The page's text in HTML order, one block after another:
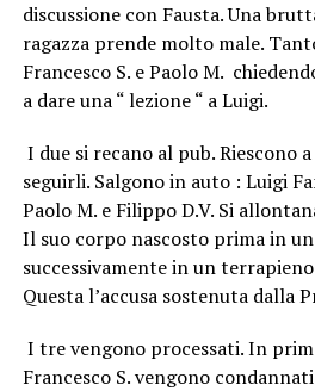
discussione con Fausta. Una
ragazza prende molto male.
Francesco S. e Paolo M.
a dare una “ lezione “ a Luigi.
I due si recano al pub. Riescono
seguirli. Salgono in auto : Luigi
Paolo M. e Filippo D.V. Si
Il suo corpo nascosto prima in
successivamente in un
Questa l’accusa sostenuta dalla
I tre vengono processati. In
Francesco S. vengono